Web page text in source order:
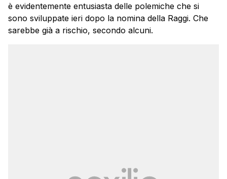
è evidentemente entusiasta delle polemiche che si
sono sviluppate ieri dopo la nomina della Raggi. Che
sarebbe già a rischio, secondo alcuni.